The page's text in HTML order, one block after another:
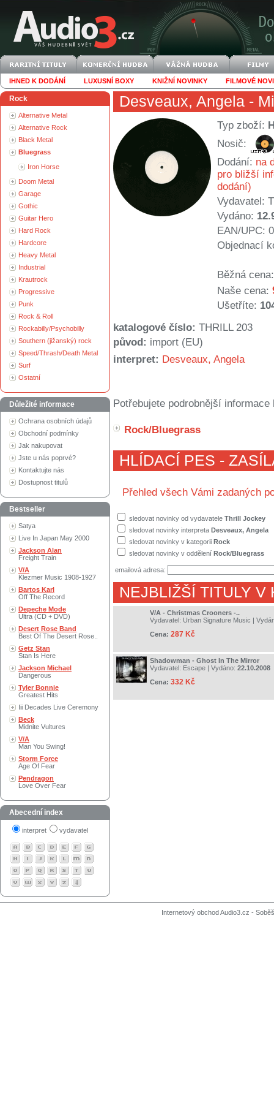
IHNED K DODÁNÍ LUXUSNÍ BOXY KNIŽNÍ NOVINKY FILMOVÉ
Rock
Alternative Metal
Alternative Rock
Black Metal
Bluegrass
Iron Horse
Doom Metal
Garage
Gothic
Guitar Hero
Hard Rock
Hardcore
Heavy Metal
Industrial
Krautrock
Progressive
Punk
Rock & Roll
Rockabilly/Psychobilly
Southern (jižanský) rock
Speed/Thrash/Death Metal
Surf
Ostatní
Důležité informace
Ochrana osobních údajů
Obchodní podmínky
Jak nakupovat
Jste u nás poprvé?
Kontaktujte nás
Dostupnost titulů
Bestseller
Satya
Live In Japan May 2000
Jackson Alan
Freight Train
V/A
Klezmer Music 1908-1927
Bartos Karl
Off The Record
Depeche Mode
Ultra (CD + DVD)
Desert Rose Band
Best Of The Desert Rose..
Getz Stan
Stan Is Here
Jackson Michael
Dangerous
Tyler Bonnie
Greatest Hits
Iii Decades Live Ceremony
Beck
Midnite Vultures
V/A
Man You Swing!
Storm Force
Age Of Fear
Pendragon
Love Over Fear
Abecední index
interpret vydavatel
Desveaux, Angela -
Typ zboží:
Nosič:
Dodání: na
pro bližší
dodání)
Vydavatel:
Vydáno:
EAN/UPC:
Objednací
Běžná cena:
Naše cena:
Ušetříte:
katalogové číslo: THRILL 203
původ: import (EU)
interpret: Desveaux, Angela
Potřebujete podrobnější
Rock/Bluegrass
HLÍDACÍ PES -
Přehled všech Vámi zadaných
sledovat novinky od vydavatele Thrill Jockey
sledovat novinky interpreta Desveaux, Angela
sledovat novinky v kategorii Rock
sledovat novinky v oddělení Rock/Bluegrass
emailová adresa:
NEJBLIŽŠÍ TITULY V
V/A - Christmas Crooners -..
Vydavatel: Urban Signature Music |
Cena: 287 Kč
Shadowman - Ghost In The Mirror
Vydavatel: Escape | Vydáno: 22.10.2008
Cena: 332 Kč
Internetový obchod Audio3.cz -